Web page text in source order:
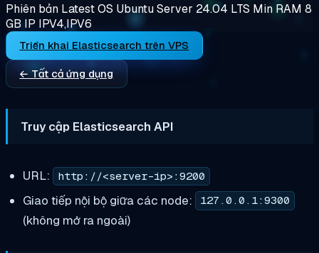
Phiên bản LatestOS Ubuntu Server 24.04 LTS Min RAM 8
GB IP IPV4,IPV6
Triển khai Elasticsearch trên VPS
← Tất cả ứng dụng
Truy cập Elasticsearch API
URL: http://<server-ip>:9200
Giao tiếp nội bộ giữa các node: 127.0.0.1:9300
(không mở ra ngoài)